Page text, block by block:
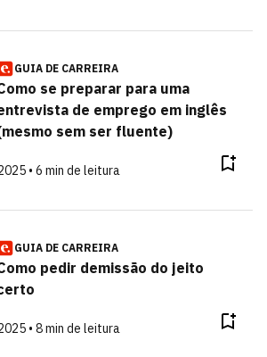
GUIA DE CARREIRA
se preparar para uma
de emprego em inglês
sem ser fluente)
• 6 min de leitura
GUIA DE CARREIRA
pedir demissão do jeito
• 8 min de leitura